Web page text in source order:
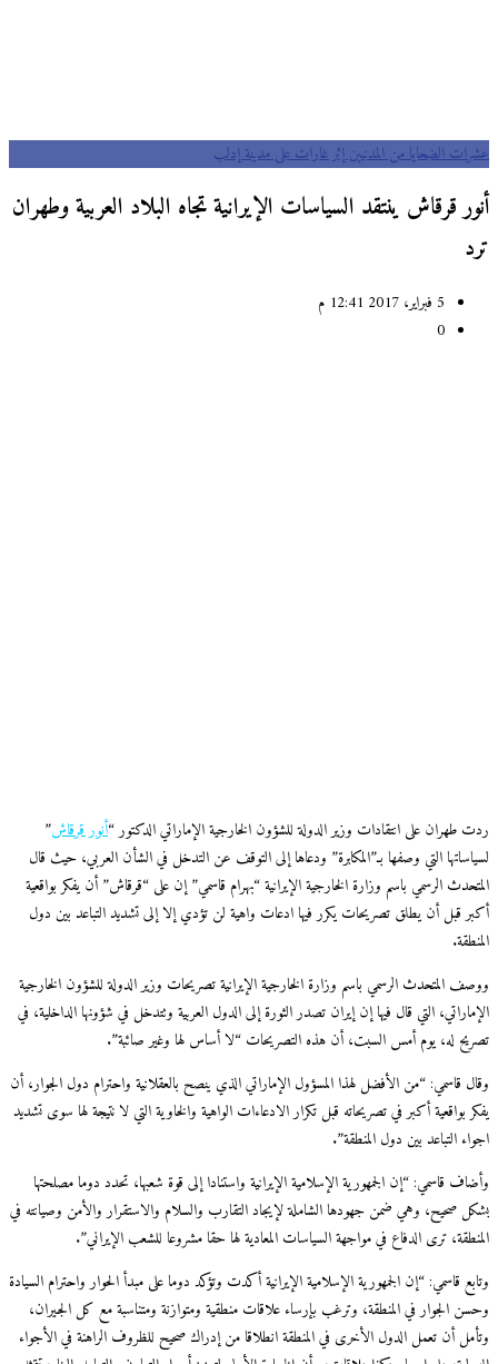
عشرات الضحايا من المدنيين إثر غارات على مدينة إدلب
أنور قرقاش ينتقد السياسات الإيرانية تجاه البلاد العربية وطهران
ترد
ردت طهران على انتقادات وزير الدولة للشؤون الخارجية الإماراتي الدكتور “أنور قرقاش”
لسياساتها التي وصفها بـ”المكابرة” ودعاها إلى التوقف عن التدخل في الشأن العربي، حيث قال
المتحدث الرسمي باسم وزارة الخارجية الإيرانية “بهرام قاسمي” إن على “قرقاش” أن يفكر بواقعية
أكبر قبل أن يطلق تصريحات يكرر فيها ادعات واهية لن تؤدي إلا إلى تشديد التباعد بين دول
المنطقة.
ووصف المتحدث الرسمي باسم وزارة الخارجية الإيرانية تصريحات وزير الدولة للشؤون الخارجية
الإماراتي، التي قال فيها إن إيران تصدر الثورة إلى الدول العربية وتتدخل في شؤونها الداخلية، في
تصريح له، يوم أمس السبت، أن هذه التصريحات “لا أساس لها وغير صائبة”.
وقال قاسمي: “من الأفضل لهذا المسؤول الإماراتي الذي ينصح بالعقلانية واحترام دول الجوار، أن
يفكر بواقعية أكبر في تصريحاته قبل تكرار الادعاءات الواهية والخاوية التي لا نتيجة لها سوى تشديد
اجواء التباعد بين دول المنطقة”.
وأضاف قاسمي: “إن الجمهورية الإسلامية الإيرانية واستنادا إلى قوة شعبها، تحدد دوما مصلحتها
بشكل صحيح، وهي ضمن جهودها الشاملة لإيجاد التقارب والسلام والاستقرار والأمن وصيانته في
المنطقة، ترى الدفاع في مواجهة السياسات المعادية لها حقا مشروعا للشعب الإيراني”.
وتابع قاسمي: “إن الجمهورية الإسلامية الإيرانية أكدت وتؤكد دوما على مبدأ الحوار واحترام السيادة
وحسن الجوار في المنطقة، وترغب بإرساء علاقات منطقية ومتوازنة ومتناسبة مع كل الجيران،
وتأمل أن تعمل الدول الأخرى في المنطقة انطلاقا من إدراك صحيح للظروف الراهنة في الأجواء